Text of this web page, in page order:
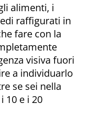
alimenti, i
raffigurati in
fare con la
visiva fuori
a individuarlo
se sei nella
10 e i 20